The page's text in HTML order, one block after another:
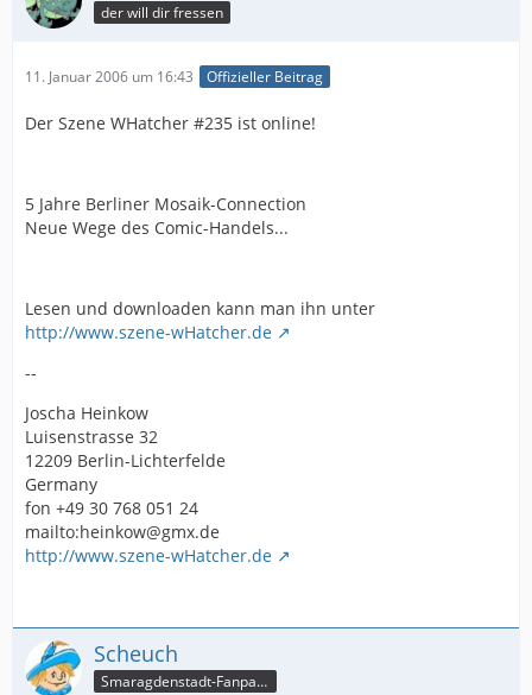
der will dir fressen
11. Januar 2006 um 16:43 Offizieller Beitrag
Der Szene WHatcher #235 ist online!
5 Jahre Berliner Mosaik-Connection
Neue Wege des Comic-Handels...
Lesen und downloaden kann man ihn unter
http://www.szene-wHatcher.de
--
Joscha Heinkow
Luisenstrasse 32
12209 Berlin-Lichterfelde
Germany
fon +49 30 768 051 24
mailto:heinkow@gmx.de
http://www.szene-wHatcher.de
Scheuch
Smaragdenstadt-Fanpage